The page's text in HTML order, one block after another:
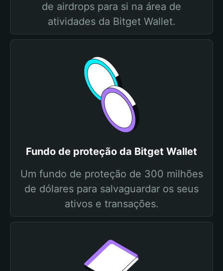
de airdrops para si na área de
atividades da Bitget Wallet.
Fundo de proteção da Bitget Wallet
Um fundo de proteção de 300 milhões
de dólares para salvaguardar os seus
ativos e transações.